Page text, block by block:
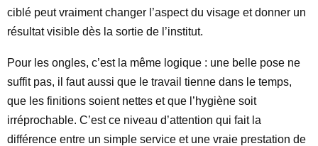
ciblé peut vraiment changer l’aspect du visage et donner un
résultat visible dès la sortie de l’institut.
Pour les ongles, c’est la même logique : une belle pose ne
suffit pas, il faut aussi que le travail tienne dans le temps,
que les finitions soient nettes et que l’hygiène soit
irréprochable. C’est ce niveau d’attention qui fait la
différence entre un simple service et une vraie prestation de